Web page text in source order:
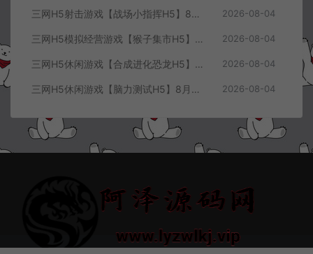
三网H5射击游戏【战场小指挥H5】8月最新整理Linux手工服务端+Win一键服务端+解压即玩+简易安卓客户端+详细搭建教程 2026-08-04
三网H5模拟经营游戏【猴子集市H5】8月最新整理Linux手工服务端+Win一键服务端+解压即玩+简易安卓客户端+详细搭建教程 2026-08-04
三网H5休闲游戏【合成进化恐龙H5】8月最新整理Linux手工服务端+Win一键服务端+解压即玩+简易安卓客户端+详细搭建教程 2026-08-04
三网H5休闲游戏【脑力测试H5】8月最新整理Linux手工服务端+Win一键服务端+解压即玩+简易安卓客户端+详细搭建教程 2026-08-04